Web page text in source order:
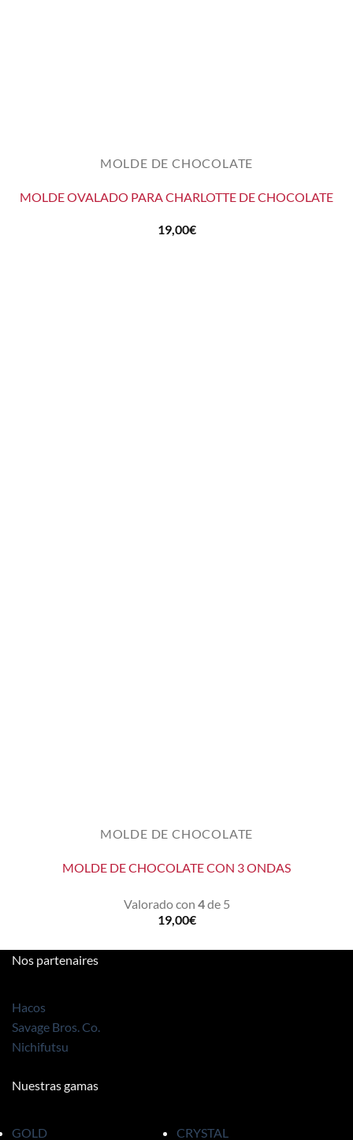
MOLDE DE CHOCOLATE
MOLDE OVALADO PARA CHARLOTTE DE CHOCOLATE
19,00€
MOLDE DE CHOCOLATE
MOLDE DE CHOCOLATE CON 3 ONDAS
Valorado con 4de 5
19,00€
Nos partenaires
Hacos
Savage Bros. Co.
Nichifutsu
Nuestras gamas
GOLD CRYSTAL